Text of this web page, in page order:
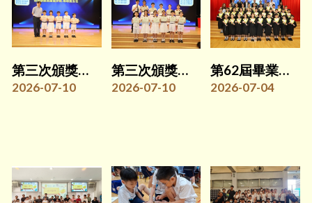
第三次頒獎典禮(P1-3)
2026-07-10
第三次頒獎典禮(P4-5)
2026-07-10
第62屆畢業典禮
2026-07-04